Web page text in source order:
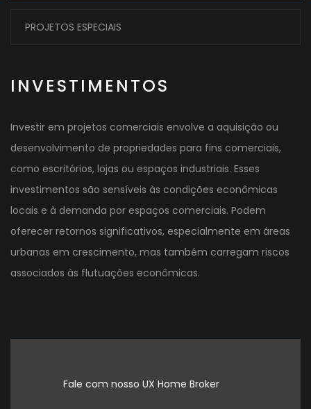
PROJETOS ESPECIAIS
INVESTIMENTOS
Investir em projetos comerciais envolve a aquisição ou
desenvolvimento de propriedades para fins comerciais,
como escritórios, lojas ou espaços industriais. Esses
investimentos são sensíveis às condições econômicas
locais e à demanda por espaços comerciais. Podem
oferecer retornos significativos, especialmente em áreas
urbanas em crescimento, mas também carregam riscos
associados às flutuações econômicas.
Fale com nosso UX Home Broker